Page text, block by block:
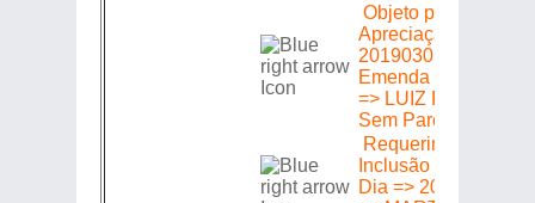
Objeto para
Apreciação =>
20190301606 =>
Emenda (s) 01 a 13
=> LUIZ PAULO =>
Sem Parecer =>
Requerimento de
Inclusão na Ordem
Dia =>